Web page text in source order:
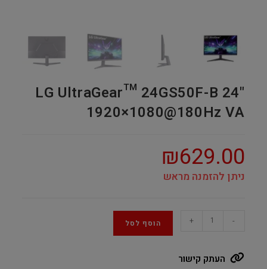
LG UltraGear™ 24GS50F-B 24"
1920×1080@180Hz VA
₪629.00
ניתן להזמנה מראש
B
-
+ הוסף לסל
העתק קישור